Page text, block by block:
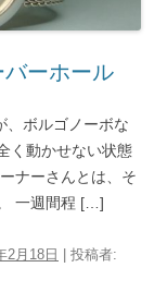
ーホール
、ボルゴノーボな
く動かせない状態
ナーさんとは、そ
一週間程 […]
2月18日
投稿者: